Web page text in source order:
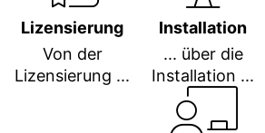
Lizensierung
Von der
Lizensierung ...
Installation
... über die
Installation ...